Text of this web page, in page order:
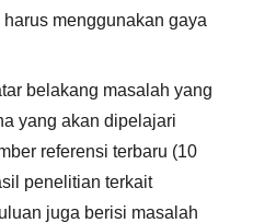
menggunakan gaya
belakang masalah yang
yang akan dipelajari
referensi terbaru (10
penelitian terkait
juga berisi masalah